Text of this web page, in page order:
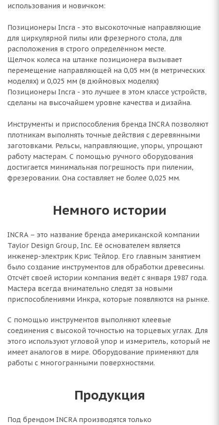
использования и новичком:
Позиционеры Incra - это высокоточные направляющие
для циркулярной пилы или фрезерного стола, для
расположения в строго определённом месте.
Щелчок колеса на штанке позиционера вызывает
перемещение направляющей на 0,05 мм (в метрических
моделях) и 0,025 мм (в дюймовых моделях)
Позиционеры Incra - это лучшее в этом классе устройств,
сделаны на высочайшем уровне качества и дизайна.
Инструменты и приспособления бренда INCRA позволяют
плотникам выполнять точные действия с деревянными
заготовками. Рельсы, направляющие, упоры, упрощают
работу мастерам. С помощью ручного оборудования
достигается минимальная погрешность при пилении,
фрезеровании. Она составляет не более 0,025 мм.
Немного истории
INCRA – это название бренда американской компании
Taylor Design Group, Inc. Её основателем является
инженер-электрик Крис Тейлор. Его главным занятием
было создание инструментов для обработки древесины.
Отсчёт своей истории компания ведёт с января 1987 года.
Мастера всегда внимательно следят за новыми
приспособлениями Инкра, которые появляются на рынке.
С помощью инструментов выполняют клеевые
соединения с высокой точностью на торцевых углах. Для
этого используют угловой упор и измеритель, который не
имеет аналогов в мире. Оборудование применяют для
работы с многогранными поверхностями.
Продукция
Под брендом INCRA производятся только